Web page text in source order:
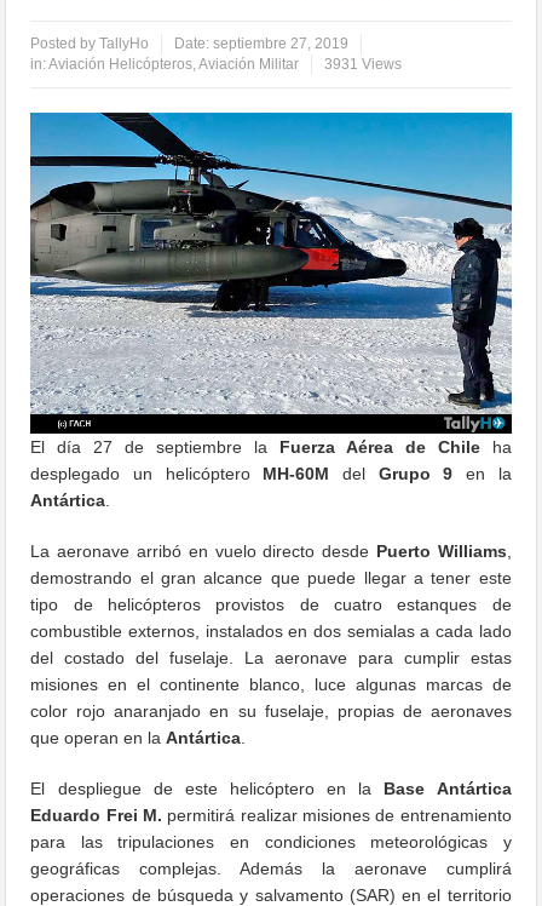
Posted byTallyHo Date:septiembre 27, 2019
in:Aviación Helicópteros,Aviación Militar 3931 Views
El día 27 de septiembre la Fuerza Aérea de Chileha
desplegado un helicóptero MH-60M del Grupo 9 en la
Antártica
La aeronave arribó en vuelo directo desde Puerto Williams
demostrando el gran alcance que puede llegar a tener este
tipo de helicópteros provistos de cuatro estanques de
combustible externos, instalados en dos semialas a cada lado
del costado del fuselaje. La aeronave para cumplir estas
misiones en el continente blanco, luce algunas marcas de
color rojo anaranjado en su fuselaje, propias de aeronaves
que operan en laAntártica
El despliegue de este helicóptero en la Base Antártica
Eduardo Frei M. permitirá realizar misiones de entrenamiento
para las tripulaciones en condiciones meteorológicas y
geográficas complejas. Además la aeronave cumplirá
operaciones de búsqueda y salvamento (SAR) en el territorio